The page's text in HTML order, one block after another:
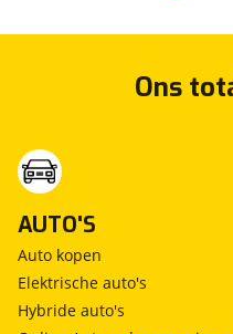
Ons
AUTO'S
Auto kopen
Elektrische auto's
Hybride auto's